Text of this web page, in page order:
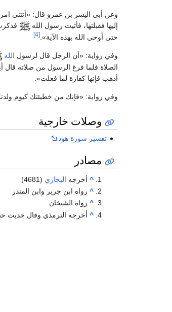
وعن أبي اليسر بن عمرو قال: «أتتني
إليها فقبلتها، فأتيت رسول الله
حتى أوحى الله بهذه الآية» [4]
وفي رواية: «أن الرجل قال لرسول الله
الصلاة فلما فرغ الرسول من صلاته قال
أذهب فإنها كفارة لما فعلت»
وفي رواية: «فإنك من خطيئتك كيوم
وصلات خارجية
تفسير سورة هود
مصادر
^ أخرجه البخاري (4681)
^ رواه ابن جرير وابن المنذر
^ رواه الشيخان
^ أخرجه الترمذي وقال حديث